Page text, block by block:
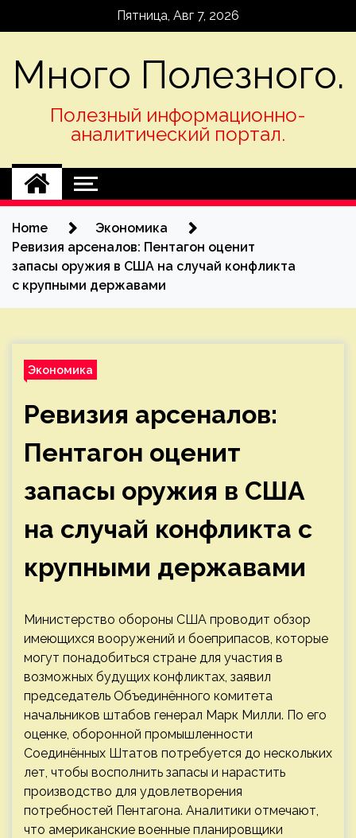
Пятница, Авг 7, 2026
Много Полезного.
Полезный информационно-
аналитический портал.
Home
Экономика
Ревизия арсеналов: Пентагон оценит
запасы оружия в США на случай конфликта
с крупными державами
Экономика
Ревизия арсеналов:
Пентагон оценит
запасы оружия в США
на случай конфликта с
крупными державами
Министерство обороны США проводит обзор
имеющихся вооружений и боеприпасов, которые
могут понадобиться стране для участия в
возможных будущих конфликтах, заявил
председатель Объединённого комитета
начальников штабов генерал Марк Милли. По его
оценке, оборонной промышленности
Соединённых Штатов потребуется до нескольких
лет, чтобы восполнить запасы и нарастить
производство для удовлетворения
потребностей Пентагона. Аналитики отмечают,
что американские военные планировщики